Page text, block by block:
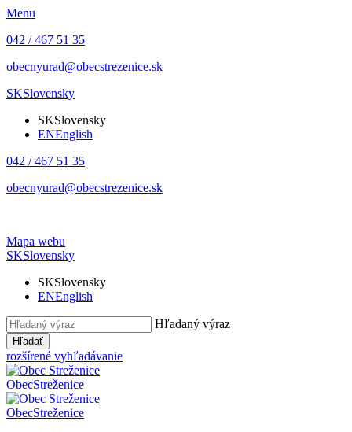
Menu
042 / 467 51 35
obecnyurad@obecstrezenice.sk
SKSlovensky
SKSlovensky
ENEnglish
042 / 467 51 35
obecnyurad@obecstrezenice.sk
Mapa webu
SKSlovensky
SKSlovensky
ENEnglish
Hľadaný výraz
Hľadať
rozšírené vyhľadávanie
ObecStreženice
ObecStreženice